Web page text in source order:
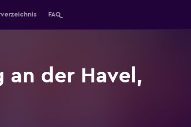
FAQ
an der Havel,